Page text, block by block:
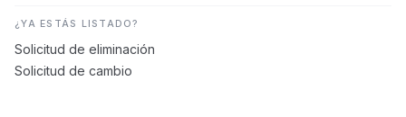
¿YA ESTÁS LISTADO?
Solicitud de eliminación
Solicitud de cambio